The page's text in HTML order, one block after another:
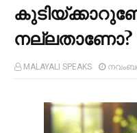
നല്ലതാണോ?
MALAYALI SPEAKS നവംബർ